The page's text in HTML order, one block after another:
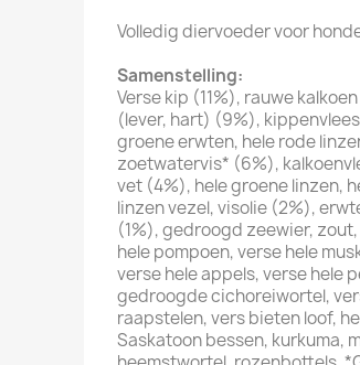
Volledig diervoeder voor
Samenstelling:
Verse kip (11%), rauwe
(lever, hart) (9%),
groene erwten, hele rode
zoetwatervis* (6%),
vet (4%), hele groene linzen,
linzen vezel, visolie (2%),
(1%), gedroogd zeewier,
hele pompoen, verse hele
verse hele appels, verse hele
gedroogde cichoreiwortel,
raapstelen, vers bieten loof,
Saskatoon bessen, kurkuma,